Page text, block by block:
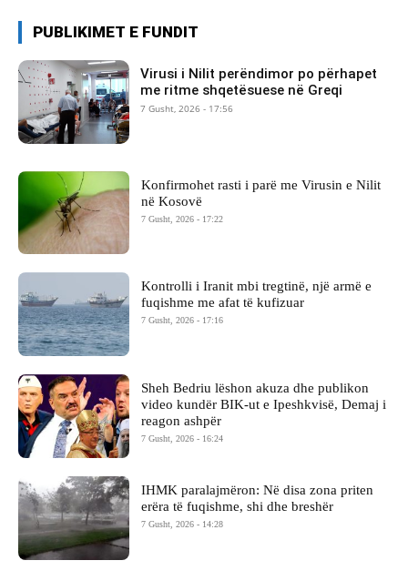
PUBLIKIMET E FUNDIT
Virusi i Nilit perëndimor po përhapet
me ritme shqetësuese në Greqi
7 Gusht, 2026 - 17:56
Konfirmohet rasti i parë me Virusin e Nilit
në Kosovë
7 Gusht, 2026 - 17:22
Kontrolli i Iranit mbi tregtinë, një armë e
fuqishme me afat të kufizuar
7 Gusht, 2026 - 17:16
Sheh Bedriu lëshon akuza dhe publikon
video kundër BIK-ut e Ipeshkvisë, Demaj i
reagon ashpër
7 Gusht, 2026 - 16:24
IHMK paralajmëron: Në disa zona priten
erëra të fuqishme, shi dhe breshër
7 Gusht, 2026 - 14:28